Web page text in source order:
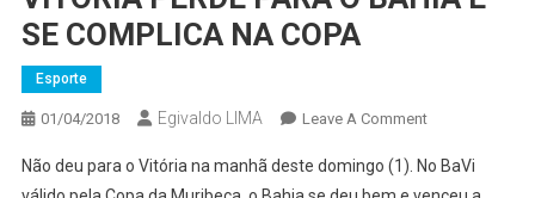
SE COMPLICA NA COPA
Esporte
01/04/2018 Egivaldo LIMA Leave A CommentOn
PERDE
Não deu para o Vitória na manhã deste domingo (1). No BaVi